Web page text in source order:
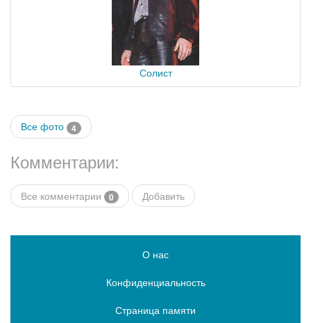
Солист
Все фото 4
Комментарии:
Все комментарии 0 Добавить
О нас
Конфиденциальность
Страница памяти